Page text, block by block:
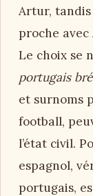
Artur, tandis
proche avec
Le choix se
portugais
et surnoms
football,
l’état civil.
espagnol,
portugais,